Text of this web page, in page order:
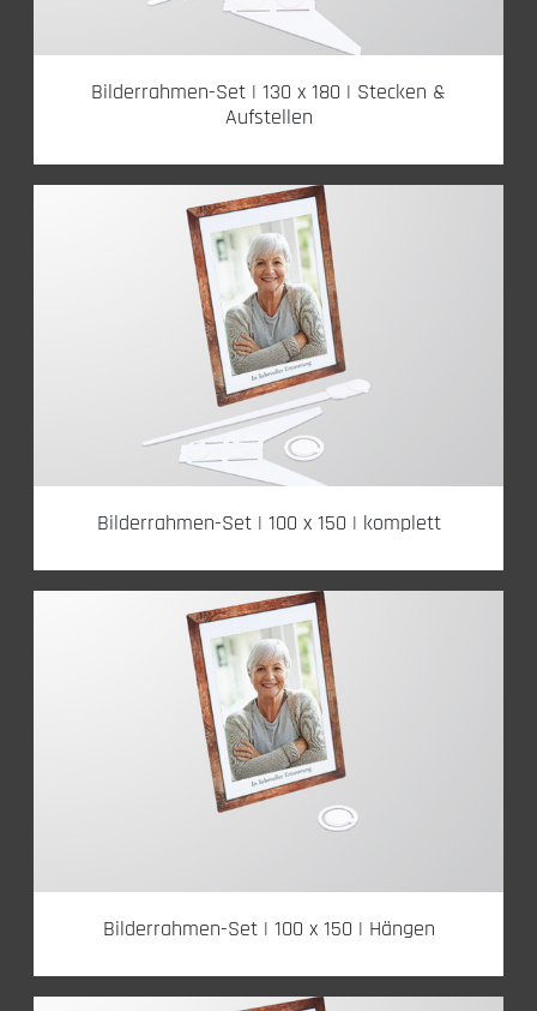
Bilderrahmen-Set | 130 x 180 | Stecken &
Aufstellen
Bilderrahmen-Set | 100 x 150 | komplett
Bilderrahmen-Set | 100 x 150 | Hängen